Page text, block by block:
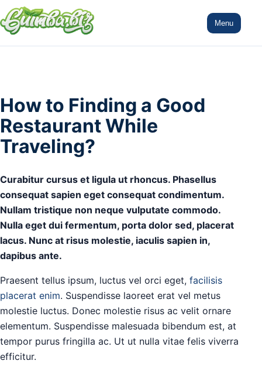
Menu
How to Finding a Good
Restaurant While
Traveling?
Curabitur cursus et ligula ut rhoncus. Phasellus
consequat sapien eget consequat condimentum.
Nullam tristique non neque vulputate commodo.
Nulla eget dui fermentum, porta dolor sed, placerat
lacus. Nunc at risus molestie, iaculis sapien in,
dapibus ante.
Praesent tellus ipsum, luctus vel orci eget, facilisis
placerat enim. Suspendisse laoreet erat vel metus
molestie luctus. Donec molestie risus ac velit ornare
elementum. Suspendisse malesuada bibendum est, at
tempor purus fringilla ac. Ut ut nulla vitae felis viverra
efficitur.